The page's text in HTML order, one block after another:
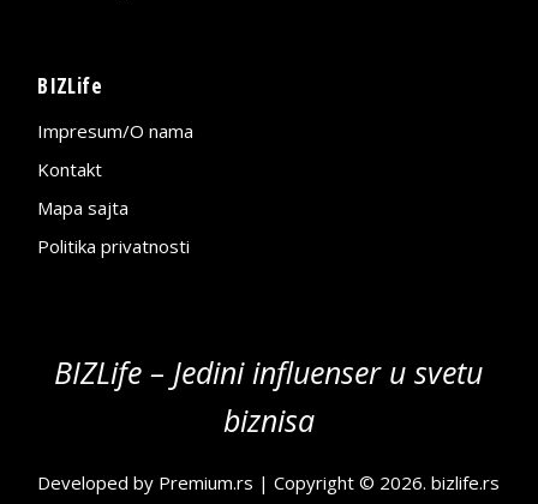
BIZLife
Impresum/O nama
Kontakt
Mapa sajta
Politika privatnosti
BIZLife – Jedini influenser u svetu
biznisa
Developed by Premium.rs | Copyright © 2026.bizlife.rs